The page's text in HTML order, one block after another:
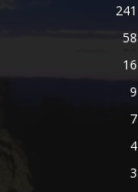
241
58
16
9
7
4
3